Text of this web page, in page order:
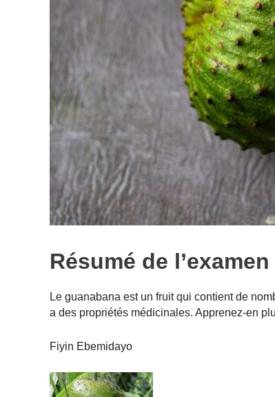
Résumé de
Le guanabana est un fruit qui contient de
a des propriétés médicinales. Apprenez-en
Fiyin Ebemidayo